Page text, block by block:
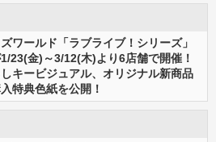
ワールド「ラブライブ！シリーズ」
23(金)～3/12(木)より6店舗で開催！
キービジュアル、オリジナル新商品
特典色紙を公開！